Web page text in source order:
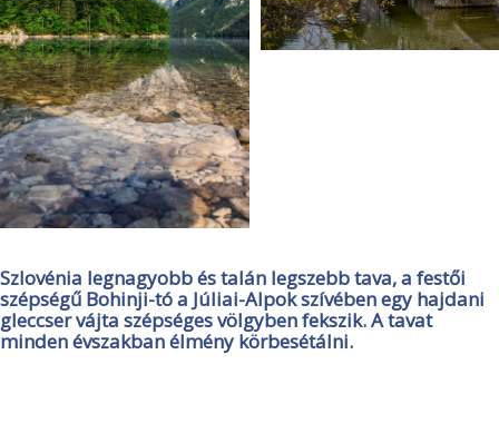
Szlovénia legnagyobb és talán legszebb tava, a festői
szépségű Bohinji-tó a Júliai-Alpok szívében egy hajdani
gleccser vájta szépséges völgyben fekszik. A tavat
minden évszakban élmény körbesétálni.